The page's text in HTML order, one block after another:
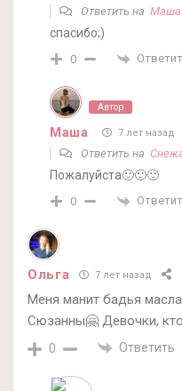
Ответить на Маша
спасибо;)
0
Автор
Маша 7 лет назад
Ответить на
Пожалуйста🙂🙂🙂
0
Ольга 7 лет назад
Меня манит бадья
Сюзанны🤗 Девочки,
0 Ответить